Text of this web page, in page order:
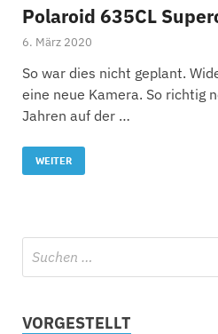
Polaroid 635CL
6. März 2020
So war dies nicht geplant.
eine neue Kamera. So richtig
Jahren auf der …
WEITER
VORGESTELLT